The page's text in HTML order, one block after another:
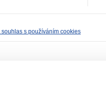
souhlas s používáním cookies